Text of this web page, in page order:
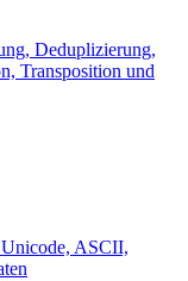
Deduplizierung,
Transposition und
ASCII,